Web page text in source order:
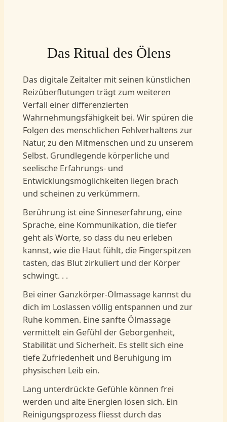
Das Ritual des Ölens
Das digitale Zeitalter mit seinen künstlichen
Reizüberflutungen trägt zum weiteren
Verfall einer differenzierten
Wahrnehmungsfähigkeit bei. Wir spüren die
Folgen des menschlichen Fehlverhaltens zur
Natur, zu den Mitmenschen und zu unserem
Selbst. Grundlegende körperliche und
seelische Erfahrungs- und
Entwicklungsmöglichkeiten liegen brach
und scheinen zu verkümmern.
Berührung ist eine Sinneserfahrung, eine
Sprache, eine Kommunikation, die tiefer
geht als Worte, so dass du neu erleben
kannst, wie die Haut fühlt, die Fingerspitzen
tasten, das Blut zirkuliert und der Körper
schwingt. . .
Bei einer Ganzkörper-Ölmassage kannst du
dich im Loslassen völlig entspannen und zur
Ruhe kommen. Eine sanfte Ölmassage
vermittelt ein Gefühl der Geborgenheit,
Stabilität und Sicherheit. Es stellt sich eine
tiefe Zufriedenheit und Beruhigung im
physischen Leib ein.
Lang unterdrückte Gefühle können frei
werden und alte Energien lösen sich. Ein
Reinigungsprozess fliesst durch das